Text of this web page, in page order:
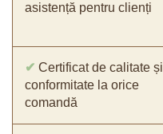
asistență pentru clienți
✔ Certificat de calitate și
conformitate la orice
comandă